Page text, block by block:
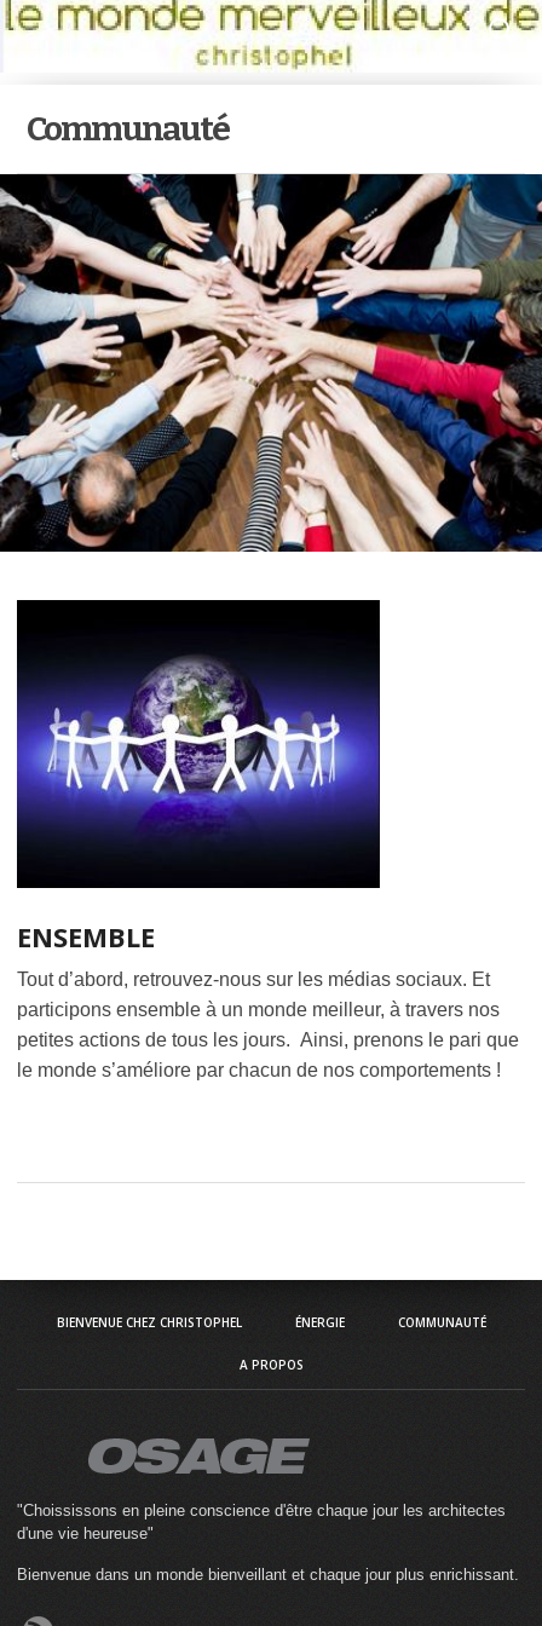
Communauté
ENSEMBLE
Tout d’abord, retrouvez-nous sur les médias sociaux. Et
participons ensemble à un monde meilleur, à travers nos
petites actions de tous les jours. Ainsi, prenons le pari que
le monde s’améliore par chacun de nos comportements !
BIENVENUE CHEZ CHRISTOPHEL ÉNERGIE COMMUNAUTÉ
A PROPOS
"Choississons en pleine conscience d'être chaque jour les architectes
d'une vie heureuse"
Bienvenue dans un monde bienveillant et chaque jour plus enrichissant.